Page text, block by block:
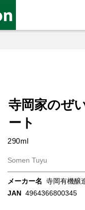
寺岡家のぜ
ート
290ml
Somen Tuyu
メーカー名 寺岡有機醸
JAN 4964366800345